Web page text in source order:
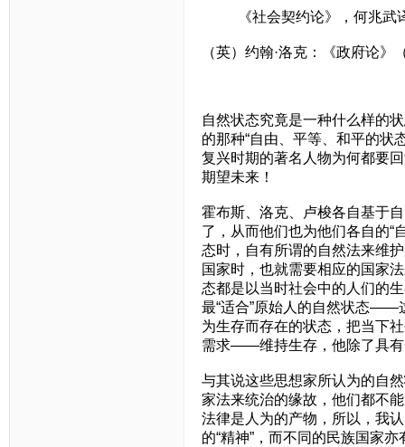
《社会契约论》，何兆武
（英）约翰·洛克：《政府论》
自然状态究竟是一种什么样的
的那种“自由、平等、和平的状
复兴时期的著名人物为何都要
期望未来！
霍布斯、洛克、卢梭各自基于
了，从而他们也为他们各自的
态时，自有所谓的自然法来维
国家时，也就需要相应的国家
态都是以当时社会中的人们的
最“适合”原始人的自然状态——
为生存而存在的状态，把当下
需求——维持生存，他除了具有
与其说这些思想家所认为的自
家法来统治的缘故，他们都不
法律是人为的产物，所以，我
的“精神”，而不同的民族国家